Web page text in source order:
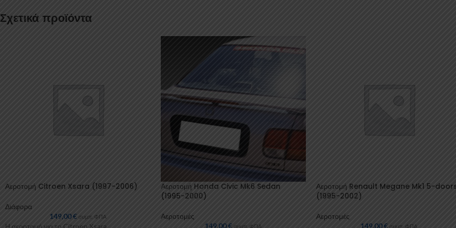
Σχετικά προϊόντα
Αεροτομή Citroen Xsara (1997-2006)
Διάφορα
149,00€ συμπ. ΦΠΑ
Η αεροτομή για το Citroen Xsara
Αεροτομή Honda Civic Mk6 Sedan
(1995-2000)
Αεροτομές
149,00€ συμπ. ΦΠΑ
Αεροτομή Renault Megane Mk1 5-
(1995-2002)
Αεροτομές
149,00€ συμπ. ΦΠΑ